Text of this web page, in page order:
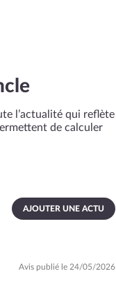
l’actualité qui reflète
de calculer
AJOUTER UNE ACTU
Avis publié le 24/05/2026